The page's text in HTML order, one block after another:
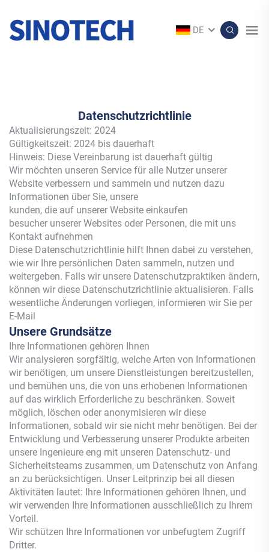
DE
Datenschutzrichtlinie
Aktualisierungszeit: 2024
Gültigkeitszeit: 2024 bis dauerhaft
Hinweis: Diese Vereinbarung ist dauerhaft gültig
Wir möchten unseren Service für alle Nutzer unserer
Website verbessern und sammeln und nutzen dazu
Informationen über Sie, unsere
kunden, die auf unserer Website einkaufen
besucher unserer Websites oder Personen, die mit uns
Kontakt aufnehmen
Diese Datenschutzrichtlinie hilft Ihnen dabei zu verstehen,
wie wir Ihre persönlichen Daten sammeln, nutzen und
weitergeben. Falls wir unsere Datenschutzpraktiken ändern,
können wir diese Datenschutzrichtlinie aktualisieren. Falls
wesentliche Änderungen vorliegen, informieren wir Sie per
E-Mail
Unsere Grundsätze
Ihre Informationen gehören Ihnen
Wir analysieren sorgfältig, welche Arten von Informationen
wir benötigen, um unsere Dienstleistungen bereitzustellen,
und bemühen uns, die von uns erhobenen Informationen
auf das wirklich Erforderliche zu beschränken. Soweit
möglich, löschen oder anonymisieren wir diese
Informationen, sobald wir sie nicht mehr benötigen. Bei der
Entwicklung und Verbesserung unserer Produkte arbeiten
unsere Ingenieure eng mit unseren Datenschutz- und
Sicherheitsteams zusammen, um Datenschutz von Anfang
an zu berücksichtigen. Unser Leitprinzip bei all diesen
Aktivitäten lautet: Ihre Informationen gehören Ihnen, und
wir verwenden Ihre Informationen ausschließlich zu Ihrem
Vorteil.
Wir schützen Ihre Informationen vor unbefugtem Zugriff
Dritter.